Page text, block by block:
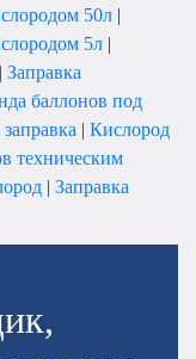
50л |
5л |
| Заправка
баллонов под
| Кислород
техническим
| Заправка